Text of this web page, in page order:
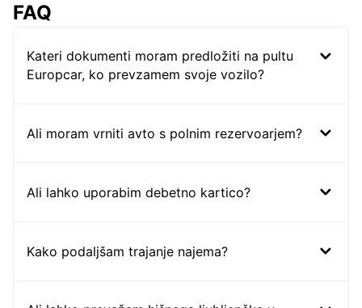
FAQ
Kateri dokumenti moram predložiti na pultu
Europcar, ko prevzamem svoje vozilo?
Ali moram vrniti avto s polnim rezervoarjem?
Ali lahko uporabim debetno kartico?
Kako podaljšam trajanje najema?